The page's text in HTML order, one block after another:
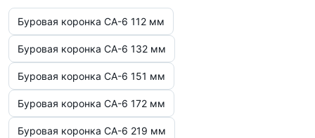
Буровая коронка СА-6 112 мм
Буровая коронка СА-6 132 мм
Буровая коронка СА-6 151 мм
Буровая коронка СА-6 172 мм
Буровая коронка СА-6 219 мм